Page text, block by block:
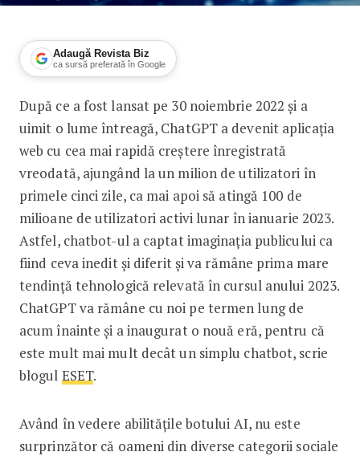
Adaugă Revista Biz
ca sursă preferată în Google
100 de milioane de utilizatori
După ce a fost lansat pe 30 noiembrie 2022 și a
uimit o lume întreagă, ChatGPT a devenit aplicația
web cu cea mai rapidă creștere înregistrată
vreodată, ajungând la un milion de utilizatori în
primele cinci zile, ca mai apoi să atingă 100 de
milioane de utilizatori activi lunar în ianuarie 2023.
Astfel, chatbot-ul a captat imaginația publicului ca
fiind ceva inedit și diferit și va rămâne prima mare
tendință tehnologică relevată în cursul anului 2023.
ChatGPT va rămâne cu noi pe termen lung de
acum înainte și a inaugurat o nouă eră, pentru că
este mult mai mult decât un simplu chatbot, scrie
blogul ESET.
Având în vedere abilitățile botului AI, nu este
surprinzător că oameni din diverse categorii sociale